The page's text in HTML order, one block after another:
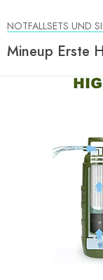
NOTFALLSETS UND
Mineup Erste